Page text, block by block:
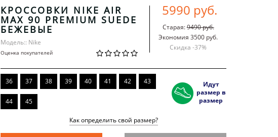
КРОССОВКИ NIKE AIR
MAX 90 PREMIUM SUEDE
БЕЖЕВЫЕ
Модель:: Nike
Оценка покупателей
5990 руб.
Старая:9490 руб.
Экономия 3500 руб.
Скидка -37%
36 37 38 39 40 41 42 43
44 45
Идут
размер в
размер
Как определить свой размер?